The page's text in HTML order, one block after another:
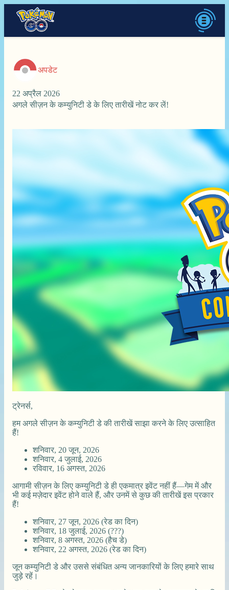
अपडेट
22 अप्रैल 2026
अगले सीज़न के कम्युनिटी डे के लिए तारीखें नोट कर लें!
ट्रेनर्स,
हम अगले सीज़न के कम्युनिटी डे की तारीखें साझा करने के लिए उत्साहित
हैं!
शनिवार, 20 जून, 2026
शनिवार, 4 जुलाई, 2026
रविवार, 16 अगस्त, 2026
आगामी सीज़न के लिए कम्युनिटी डे ही एकमात्र इवेंट नहीं हैं—गेम में और
भी कई मज़ेदार इवेंट होने वाले हैं, और उनमें से कुछ की तारीखें इस प्रकार
हैं!
शनिवार, 27 जून, 2026 (रेड का दिन)
शनिवार, 18 जुलाई, 2026 (???)
शनिवार, 8 अगस्त, 2026 (हैच डे)
शनिवार, 22 अगस्त, 2026 (रेड का दिन)
जून कम्युनिटी डे और उससे संबंधित अन्य जानकारियों के लिए हमारे साथ
जुड़े रहें।